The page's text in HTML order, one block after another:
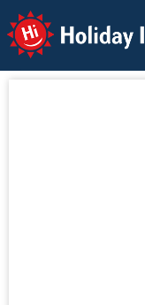
Holiday Info